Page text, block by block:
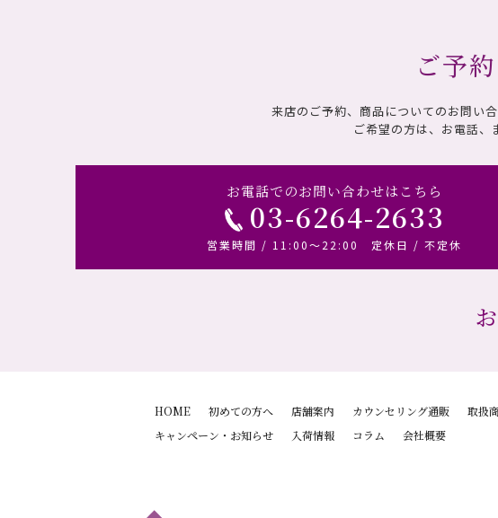
ご予
来店のご予約、商品についてのお問い
ご希望の方は、お電話、
お電話でのお問い合わせはこちら
03-6264-2633
営業時間 / 11:00～22:00 定休日 / 不定休
HOME 初めての方へ 店舗案内 カウンセリング通販 取扱
キャンペーン・お知らせ
入荷情報 コラム 会社概要